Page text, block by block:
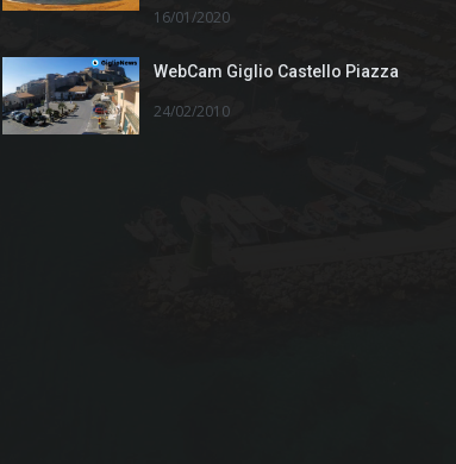
16/01/2020
WebCam Giglio Castello Piazza
24/02/2010